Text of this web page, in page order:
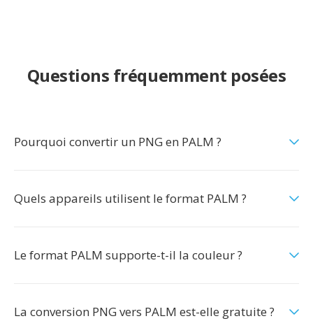
Questions fréquemment posées
Pourquoi convertir un PNG en PALM ?
Quels appareils utilisent le format PALM ?
Le format PALM supporte-t-il la couleur ?
La conversion PNG vers PALM est-elle gratuite ?